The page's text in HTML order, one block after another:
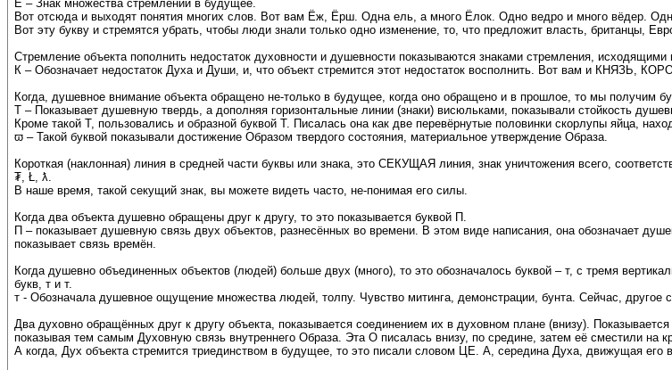
Ё – Знак множества стремлений в будущее.
Вот отсюда и выходят понятия многих слов. Вот вам Ёж, Ёрш. Одна ель, а много Ёлок. Одно ведро и много вёдер.
Вот эту букву и стремятся убрать, чтобы люди знали только одно изменение, то, что предложит власть, британцы,
Стремление объекта пополнить недостаток духовности и душевности показываются знаками стремления,
К – Обозначает недостаток Духа и Души, и, что объект стремится этот недостаток восполнить. Вот вам и КНЯЗЬ,
Когда, душевное внимание объекта обращено не-только в будущее, когда оно обращено и в прошлое, то мы получим
Т – Показывает душевную твердь, а дополняя горизонтальные линии (знаки) висюльками, показывали стойкость
Кроме такой Т, пользовались и образной буквой Т. Писалась она как две перевёрнутые половинки скорлупы яйца,
ϖ – Такой буквой показывали достижение Образом твердого состояния, материальное утверждение Образа.
Короткая (наклонная) линия в средней части буквы или знака, это СЕКУЩАЯ линия, знак уничтожения всего,
₮, Ł, ƛ.
В наше время, такой секущий знак, вы можете видеть часто, не-понимая его силы.
Когда два объекта душевно обращены друг к другу, то это показывается буквой П.
П – показывает душевную связь двух объектов, разнесённых во времени. В этом виде написания, она обозначает
показывает связь времён.
Когда душевно объединенных объектов (людей) больше двух (много), то это обозначалось буквой – т, с тремя
букв, т и т.
т - Обозначала душевное ощущение множества людей, толпу. Чувство митинга, демонстрации, бунта. Сейчас, другое
Два духовно обращённых друг к другу объекта, показывается соединением их в духовном плане (внизу).
показывая тем самым Духовную связь внутреннего Образа. Эта О писалась внизу, по средине, затем её сместили на
А когда, Дух объекта стремится триединством в будущее, то это писали словом ЦЕ. А, середина Духа, движущая